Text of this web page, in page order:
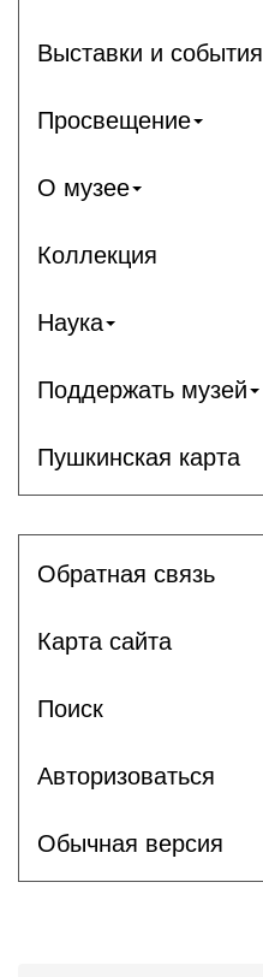
Выставки и события
Просвещение
О музее
Коллекция
Наука
Поддержать музей
Пушкинская карта
Обратная связь
Карта сайта
Поиск
Авторизоваться
Обычная версия